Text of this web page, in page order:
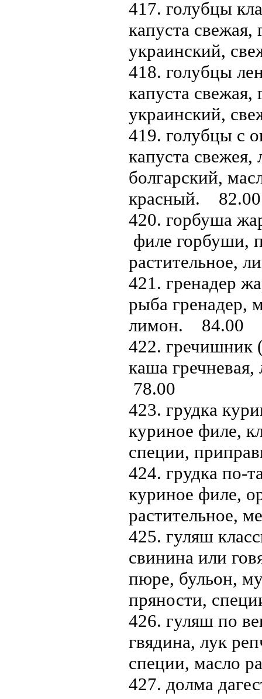
417. голубцы
капуста свежая,
украинский,
418. голубцы
капуста свежая,
украинский,
419. голубцы с
капуста
болгарский,
красный. 82.00
420. горбуша
филе горбуши,
растительное,
421. гренадер
рыба гренадер,
лимон. 84.00
422. гречишник
каша
78.00
423. грудка
куриное филе,
специи,
424. грудка по-
куриное филе,
растительное,
425. гуляш
свинина или
пюре, бульон,
пряности,
426. гуляш по
гвядина, лук
специи, масло
427. долма